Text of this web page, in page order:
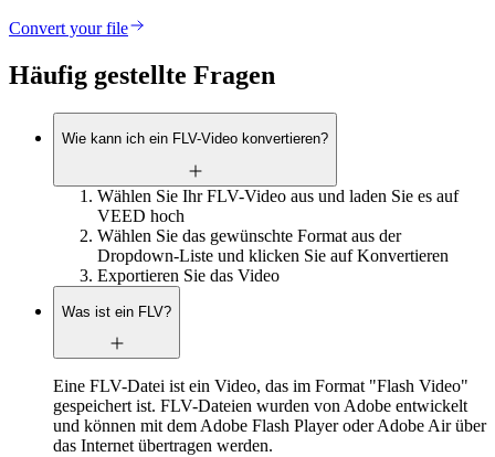
Convert your file
Häufig gestellte Fragen
Wie kann ich ein FLV-Video konvertieren?
Wählen Sie Ihr FLV-Video aus und laden Sie es auf
VEED hoch
Wählen Sie das gewünschte Format aus der
Dropdown-Liste und klicken Sie auf Konvertieren
Exportieren Sie das Video
Was ist ein FLV?
Eine FLV-Datei ist ein Video, das im Format "Flash Video"
gespeichert ist. FLV-Dateien wurden von Adobe entwickelt
und können mit dem Adobe Flash Player oder Adobe Air über
das Internet übertragen werden.